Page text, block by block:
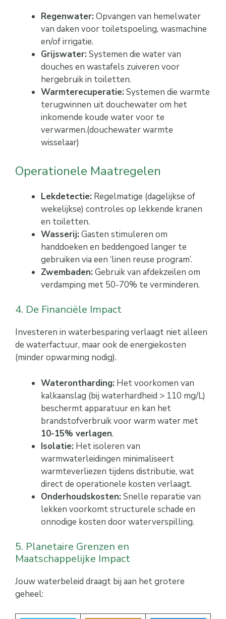
Regenwater:Opvangen van hemelwater
van daken voor toiletspoeling, wasmachine
en/of irrigatie.
Grijswater:Systemen die water van
douches en wastafels zuiveren voor
hergebruik in toiletten.
Warmterecuperatie:Systemen die warmte
terugwinnen uit douchewater om het
inkomende koude water voor te
verwarmen.(douchewater warmte
wisselaar)
Operationele Maatregelen
Lekdetectie: Regelmatige (dagelijkse of
wekelijkse) controles op lekkende kranen
en toiletten.
Wasserij:Gasten stimuleren om
handdoeken en beddengoed langer te
gebruiken via een ‘linen reuse program’.
Zwembaden:Gebruik van afdekzeilen om
verdamping met 50-70% te verminderen.
4. De Financiële Impact
Investeren in waterbesparing verlaagt niet alleen
de waterfactuur, maar ook de energiekosten
(minder opwarming nodig).
Waterontharding: Het voorkomen van
kalkaanslag (bij waterhardheid > 110 mg/L)
beschermt apparatuur en kan het
brandstofverbruik voor warm water met
10-15% verlagen.
Isolatie: Het isoleren van
warmwaterleidingen minimaliseert
warmteverliezen tijdens distributie, wat
direct de operationele kosten verlaagt.
Onderhoudskosten:Snelle reparatie van
lekken voorkomt structurele schade en
onnodige kosten door waterverspilling.
5. Planetaire Grenzen en
Maatschappelijke Impact
Jouw waterbeleid draagt bij aan het grotere
geheel: